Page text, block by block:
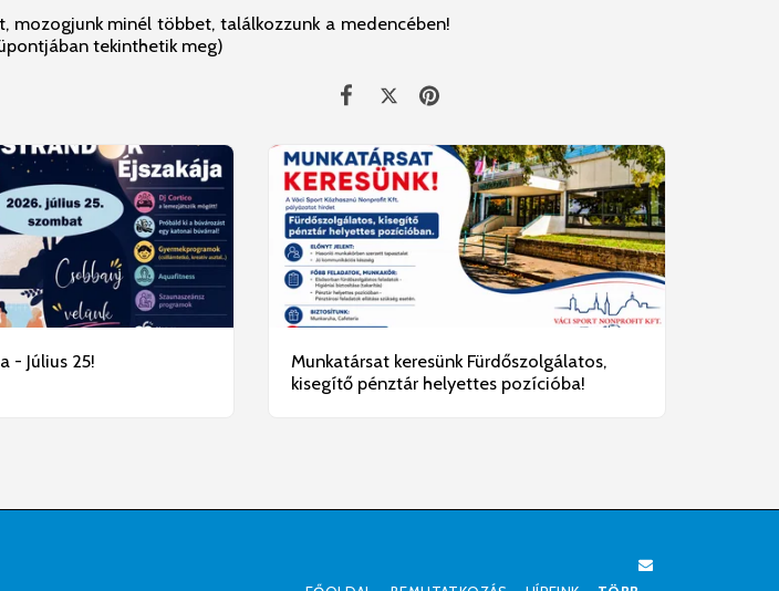
mozogjunk minél többet, találkozzunk a medencében!
tekinthetik meg)
- Július 25!
Munkatársat keresünk Fürdőszolgálatos,
kisegítő pénztár helyettes pozícióba!